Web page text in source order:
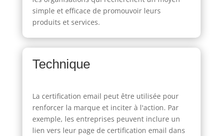
simple et efficace de promouvoir leurs
produits et services.
Technique
La certification email peut être utilisée pour
renforcer la marque et inciter à l'action. Par
exemple, les entreprises peuvent inclure un
lien vers leur page de certification email dans